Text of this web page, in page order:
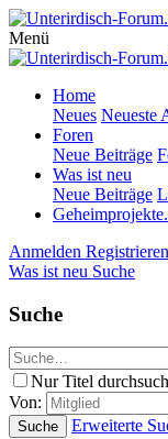
Menü
Home
Neues Neueste
Foren
Neue Beiträge
Was ist neu
Neue Beiträge
Anmelden Registrieren
Was ist neu Suche
Suche
Nur Titel
Von:
Suche Erweiterte